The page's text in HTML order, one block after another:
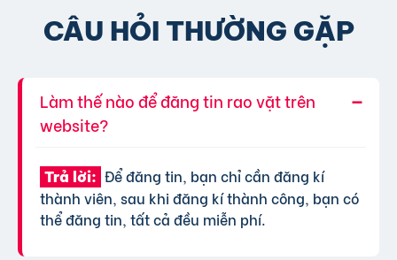
CÂU HỎI THƯỜNG GẶP
Làm thế nào để đăng tin rao vặt trên
website?
Trả lời: Để đăng tin, bạn chỉ cần đăng kí
thành viên, sau khi đăng kí thành công, bạn có
thể đăng tin, tất cả đều miễn phí.